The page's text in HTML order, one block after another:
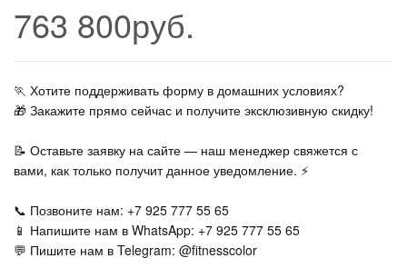
763 800руб.
🏃‍ Хотите поддерживать форму в домашних условиях?
🎁 Закажите прямо сейчас и получите эксклюзивную скидку!
📝 Оставьте заявку на сайте — наш менеджер свяжется с
вами, как только получит данное уведомление. ⚡
📞 Позвоните нам: +7 925 777 55 65
📱 Напишите нам в WhatsApp: +7 925 777 55 65
💬 Пишите нам в Telegram: @fitnesscolor